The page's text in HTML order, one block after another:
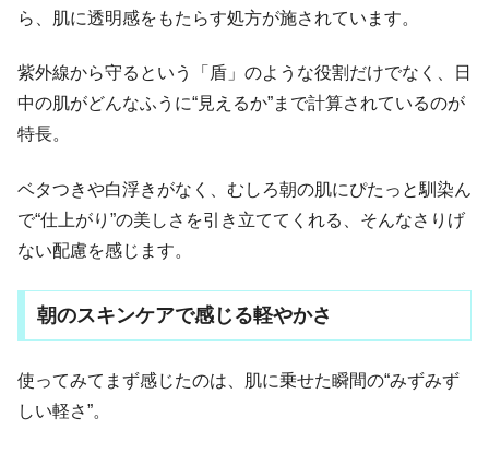
ら、肌に透明感をもたらす処方が施されています。
紫外線から守るという「盾」のような役割だけでなく、日
中の肌がどんなふうに“見えるか”まで計算されているのが
特長。
ベタつきや白浮きがなく、むしろ朝の肌にぴたっと馴染ん
で“仕上がり”の美しさを引き立ててくれる、そんなさりげ
ない配慮を感じます。
朝のスキンケアで感じる軽やかさ
使ってみてまず感じたのは、肌に乗せた瞬間の“みずみず
しい軽さ”。